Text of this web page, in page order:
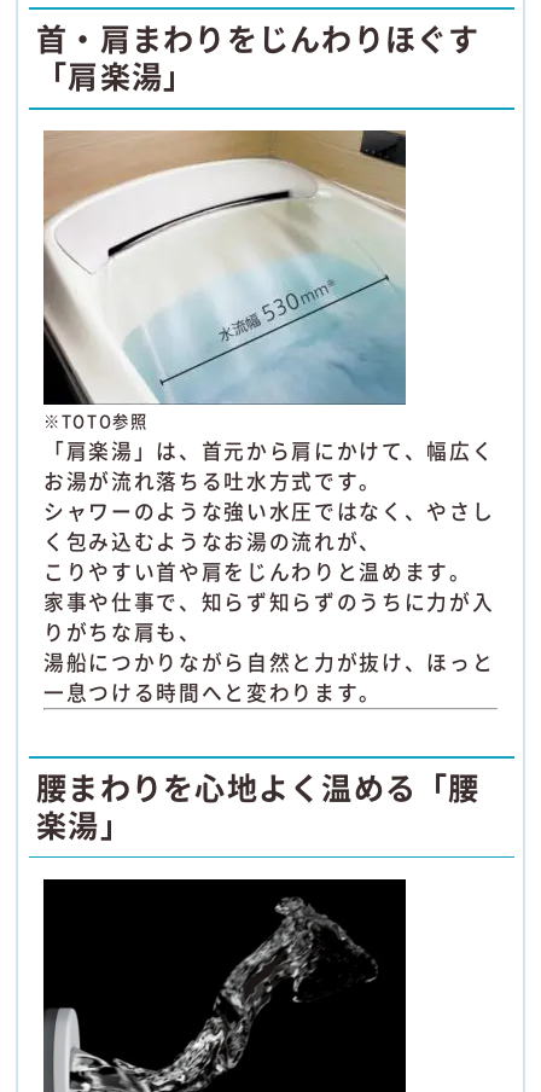
首・肩まわりをじんわりほぐす
「肩楽湯」
※TOTO参照
「肩楽湯」は、首元から肩にかけて、幅広く
お湯が流れ落ちる吐水方式です。
シャワーのような強い水圧ではなく、やさし
く包み込むようなお湯の流れが、
こりやすい首や肩をじんわりと温めます。
家事や仕事で、知らず知らずのうちに力が入
りがちな肩も、
湯船につかりながら自然と力が抜け、ほっと
一息つける時間へと変わります。
腰まわりを心地よく温める「腰
楽湯」